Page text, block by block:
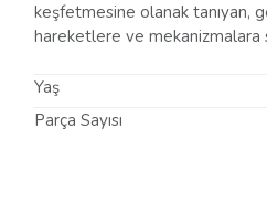
keşfetmesine olanak tanıyan,
hareketlere ve mekanizmalara
Yaş
Parça Sayısı